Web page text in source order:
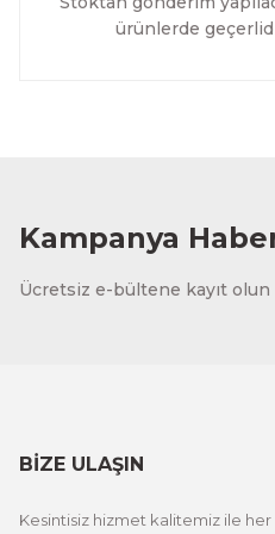
ürünlerde
Kampanya
Ücretsiz e-bültene kayıt olun
BİZE ULAŞIN
Kesintisiz hizmet kalitemiz ile her